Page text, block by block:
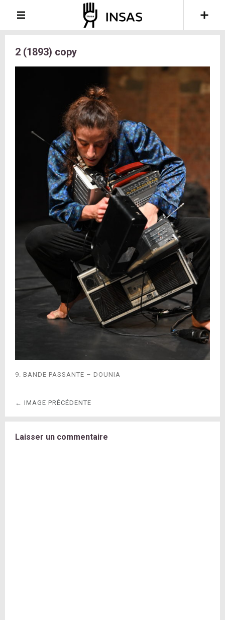
2 (1893) copy
9. BANDE PASSANTE – DOUNIA
← IMAGE PRÉCÉDENTE
Laisser un commentaire